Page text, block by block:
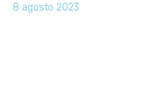
8 agosto 2023